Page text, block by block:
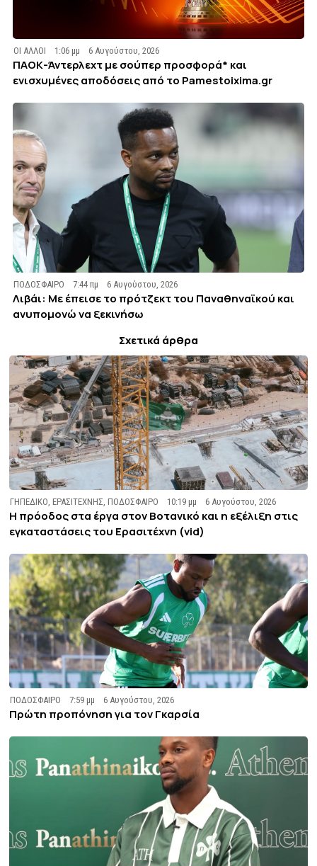
ΟΙ ΑΛΛΟΙ 1:06 μμ 6 Αυγούστου, 2026
ΠΑΟΚ-Άντερλεχτ με σούπερ προσφορά* και
ενισχυμένες αποδόσεις από το Pamestoixima.gr
ΠΟΔΟΣΦΑΙΡΟ 7:44 πμ 6 Αυγούστου, 2026
Λιβάι: Με έπεισε το πρότζεκτ του Παναθηναϊκού και
ανυπομονώ να ξεκινήσω
Σχετικά άρθρα
ΓΗΠΕΔΙΚΟ,ΕΡΑΣΙΤΕΧΝΗΣ,ΠΟΔΟΣΦΑΙΡΟ 10:19 μμ 6 Αυγούστου, 2026
Η πρόοδος στα έργα στον Βοτανικό και η εξέλιξη στις
εγκαταστάσεις του Ερασιτέχνη (vid)
ΠΟΔΟΣΦΑΙΡΟ 7:59 μμ 6 Αυγούστου, 2026
Πρώτη προπόνηση για τον Γκαρσία